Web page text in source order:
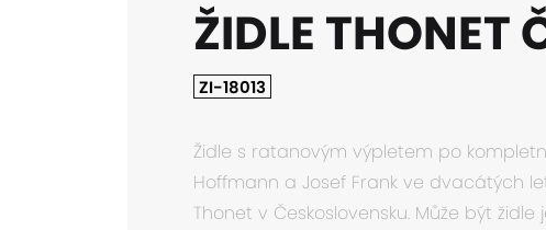
ŽIDLE THONET
ZI-18013
Židle s ratanovým výpletem po
Hoffmann a Josef Frank ve dvacátých
Thonet v Československu. Může být